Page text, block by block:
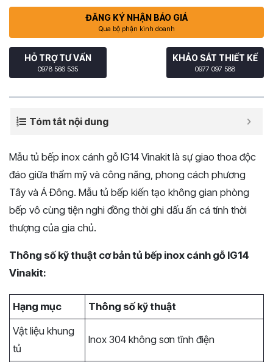
ĐĂNG KÝ NHẬN BÁO GIÁ
Qua bộ phận kinh doanh
HỖ TRỢ TƯ VẤN
0978 566 535
KHẢO SÁT THIẾT KẾ
0977 097 588
Tóm tắt nội dung
Mẫu tủ bếp inox cánh gỗ IG14 Vinakit là sự giao thoa độc
đáo giữa thẩm mỹ và công năng, phong cách phương
Tây và Á Đông. Mẫu tủ bếp kiến tạo không gian phòng
bếp vô cùng tiện nghi đồng thời ghi dấu ấn cá tính thời
thượng của gia chủ.
Thông số kỹ thuật cơ bản tủ bếp inox cánh gỗ IG14
Vinakit:
Hạng mục
Thông số kỹ thuật
Vật liệu khung
tủ
Inox 304 không sơn tĩnh điện